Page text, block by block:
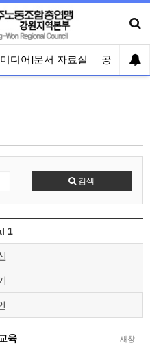
미디어|문서 자료실 공유게시
검색
1
새창
육